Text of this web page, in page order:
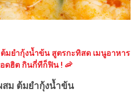
มยำกุ้งน้ำข้น สูตรกะทิสด เมนูอาหาร
ดฮิต กินกี่ทีก็ฟิน ! 🦐
สม ต้มยำกุ้งน้ำข้น